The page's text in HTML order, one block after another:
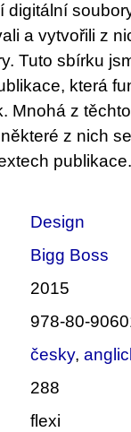
digitální
a vytvořili z
Tuto sbírku
která
Mnohá z
z nich
publikace.
Design
Bigg Boss
2015
978-80-
česky,
288
flexi